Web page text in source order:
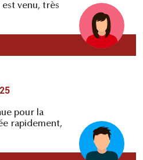
venu, très
pour la
rapidement,